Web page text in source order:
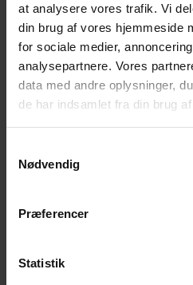
at analysere vores trafik. Vi
din brug af vores hjemmeside
for sociale medier,
analysepartnere. Vores
data med andre oplysninger,
de har indsamlet fra din brug
Nødvendig
Præferencer
Statistik